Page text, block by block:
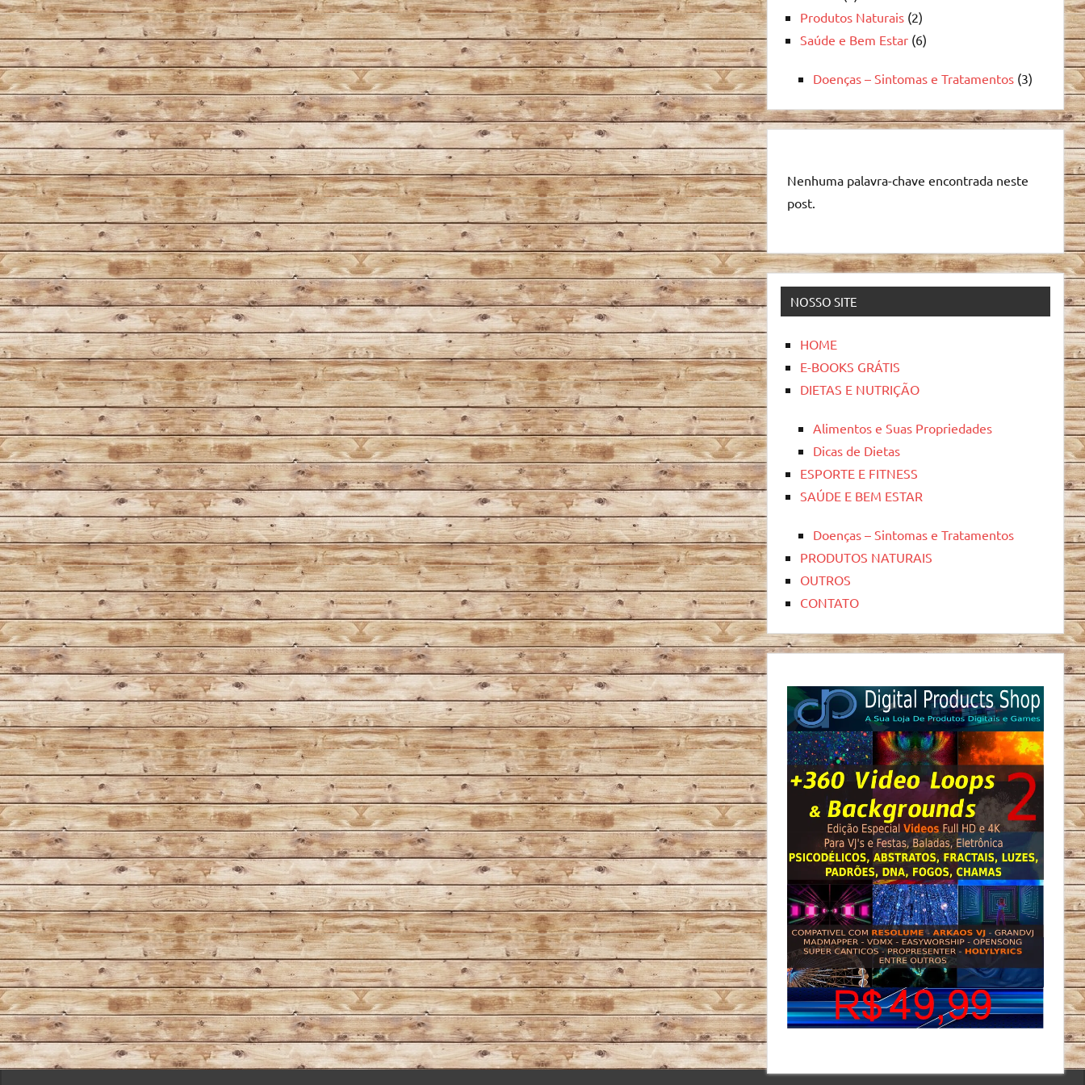
Produtos Naturais (2)
Saúde e Bem Estar (6)
Doenças – Sintomas e Tratamentos (3)
Nenhuma palavra-chave encontrada neste
post.
NOSSO SITE
HOME
E-BOOKS GRÁTIS
DIETAS E NUTRIÇÃO
Alimentos e Suas Propriedades
Dicas de Dietas
ESPORTE E FITNESS
SAÚDE E BEM ESTAR
Doenças – Sintomas e Tratamentos
PRODUTOS NATURAIS
OUTROS
CONTATO